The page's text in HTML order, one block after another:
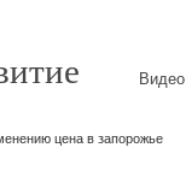
Видео
цена в запорожье